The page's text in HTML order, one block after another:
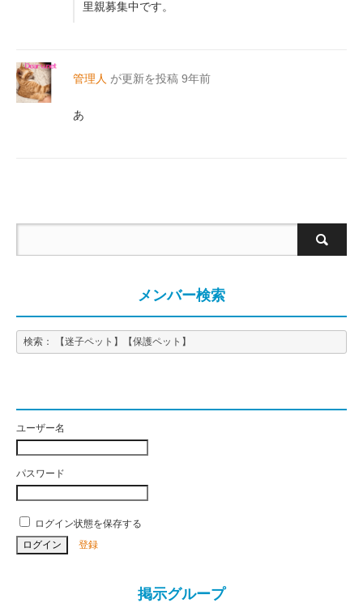
里親募集中です。
管理人 が更新を投稿 9年前
あ
メンバー検索
検索： 【迷子ペット】【保護ペット】
ユーザー名
パスワード
ログイン状態を保存する
登録
掲示グループ